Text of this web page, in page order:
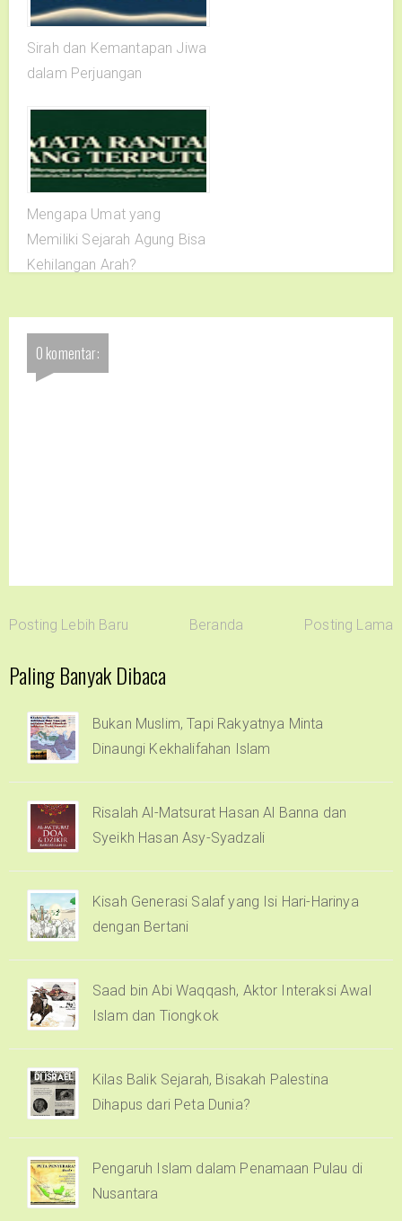
Sirah dan Kemantapan Jiwa
dalam Perjuangan
Mengapa Umat yang
Memiliki Sejarah Agung Bisa
Kehilangan Arah?
0 komentar:
Posting Lebih Baru Beranda Posting Lama
Paling Banyak Dibaca
Bukan Muslim, Tapi Rakyatnya Minta
Dinaungi Kekhalifahan Islam
Risalah Al-Matsurat Hasan Al Banna dan
Syeikh Hasan Asy-Syadzali
Kisah Generasi Salaf yang Isi Hari-Harinya
dengan Bertani
Saad bin Abi Waqqash, Aktor Interaksi Awal
Islam dan Tiongkok
Kilas Balik Sejarah, Bisakah Palestina
Dihapus dari Peta Dunia?
Pengaruh Islam dalam Penamaan Pulau di
Nusantara